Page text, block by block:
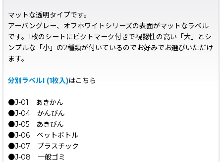
マットな透明タイプです。
アーバングレー、オフホワイトシリーズの表面がマットなラベル
です。1枚のシートにピクトマーク付きで視認性の高い「大」とシ
ンプルな「小」の2種類が付いているのでお好みでお選びいただけ
ます。
分別ラベルI (1枚入)はこちら
●J-01 あきかん
●J-04 かんびん
●J-05 あきびん
●J-06 ペットボトル
●J-07 プラスチック
●J-08 一般ゴミ